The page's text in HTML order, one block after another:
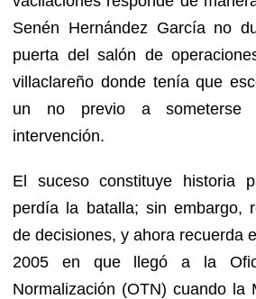
Senén Hernández García no
puerta del salón de
villaclareño donde tenía que
un no previo a someterse
intervención.
El suceso constituye historia
perdía la batalla; sin embargo,
de decisiones, y ahora recuerda
2005 en que llegó a la
Normalización (OTN) cuando la